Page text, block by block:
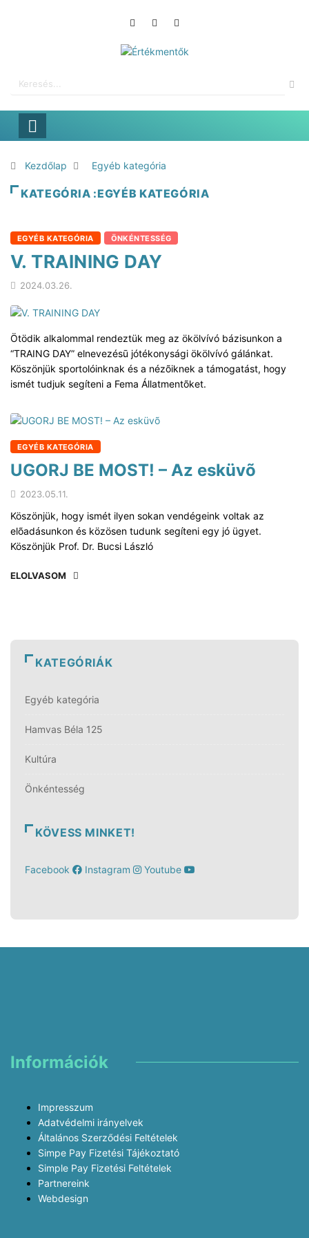
Kezdőlap Egyéb kategória
KATEGÓRIA :EGYÉB KATEGÓRIA
EGYÉB KATEGÓRIA ÖNKÉNTESSÉG
V. TRAINING DAY
2024.03.26.
Ötödik alkalommal rendeztük meg az ökölvívó bázisunkon a
“TRAING DAY” elnevezésū jótékonysági ökölvívó gálánkat.
Köszönjük sportolóinknak és a nézõiknek a támogatást, hogy
ismét tudjuk segíteni a Fema Állatmentõket.
EGYÉB KATEGÓRIA
UGORJ BE MOST! – Az esküvõ
2023.05.11.
Köszönjük, hogy ismét ilyen sokan vendégeink voltak az
elõadásunkon és közösen tudunk segíteni egy jó ügyet.
Köszönjük Prof. Dr. Bucsi László
ELOLVASOM
KATEGÓRIÁK
Egyéb kategória
Hamvas Béla 125
Kultúra
Önkéntesség
KÖVESS MINKET!
Facebook Instagram Youtube
Információk
Impresszum
Adatvédelmi irányelvek
Általános Szerződési Feltételek
Simpe Pay Fizetési Tájékoztató
Simple Pay Fizetési Feltételek
Partnereink
Webdesign